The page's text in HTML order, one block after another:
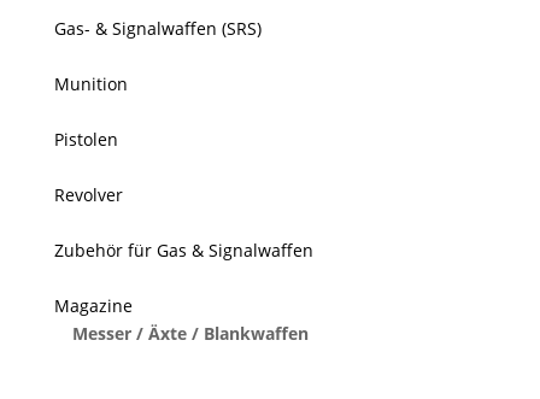
Gas- & Signalwaffen (SRS)
Munition
Pistolen
Revolver
Zubehör für Gas & Signalwaffen
Magazine
Messer / Äxte / Blankwaffen